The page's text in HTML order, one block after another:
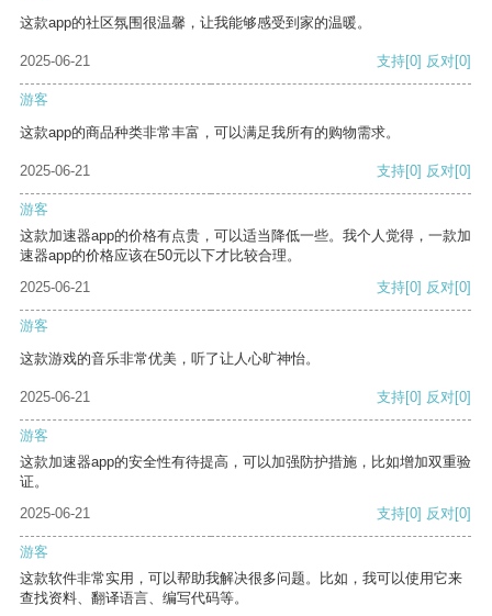
这款app的社区氛围很温馨，让我能够感受到家的温暖。
2025-06-21 支持[0] 反对[0]
游客
这款app的商品种类非常丰富，可以满足我所有的购物需求。
2025-06-21 支持[0] 反对[0]
游客
这款加速器app的价格有点贵，可以适当降低一些。我个人觉得，一款加
速器app的价格应该在50元以下才比较合理。
2025-06-21
支持[0] 反对[0]
游客
这款游戏的音乐非常优美，听了让人心旷神怡。
2025-06-21 支持[0] 反对[0]
游客
这款加速器app的安全性有待提高，可以加强防护措施，比如增加双重验
证。
2025-06-21
支持[0] 反对[0]
游客
这款软件非常实用，可以帮助我解决很多问题。比如，我可以使用它来
查找资料、翻译语言、编写代码等。